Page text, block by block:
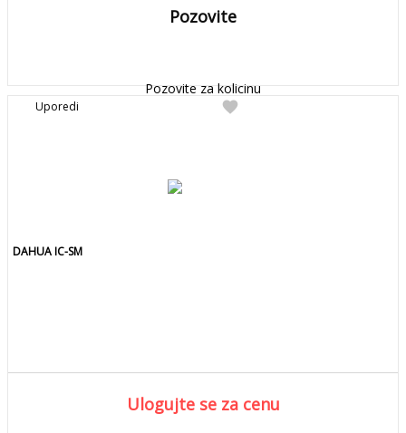
Pozovite
Pozovite za kolicinu
favorite
Uporedi
DAHUA IC-SM
Ulogujte se za cenu